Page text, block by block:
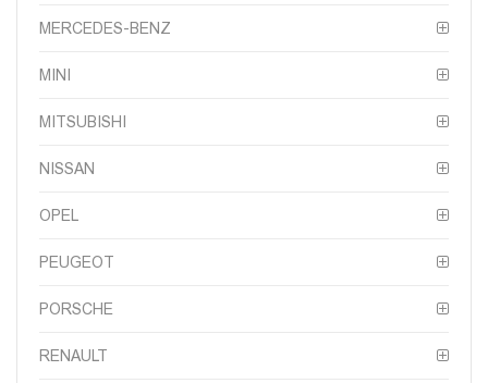
MERCEDES-BENZ
MINI
MITSUBISHI
NISSAN
OPEL
PEUGEOT
PORSCHE
RENAULT